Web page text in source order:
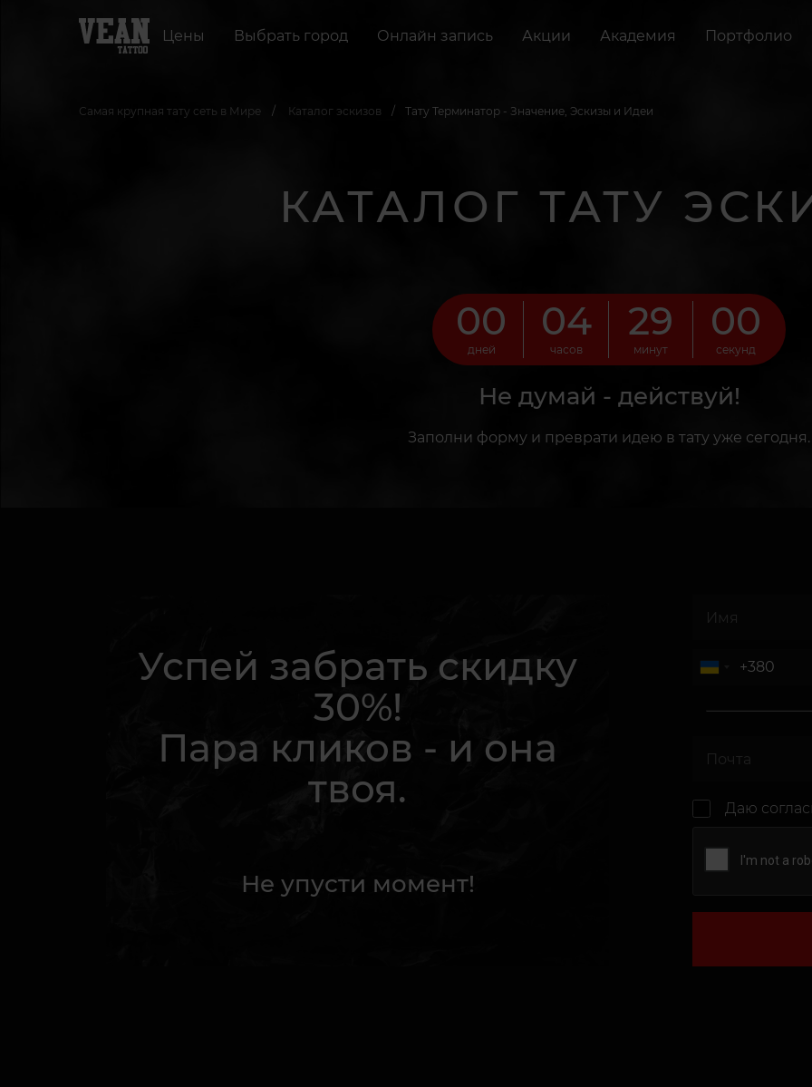
Цены Выбрать город Онлайн запись Акции Академия Портфолио
Самая крупная тату сеть в Мире Каталог эскизов Тату Терминатор - Значение, Эскизы и Идеи
КАТАЛОГ ТАТУ
00
дней
04
часов
28
минут
59
секунд
Не думай - действуй!
Заполни форму и преврати идею в тату уже сегодня.
Успей забрать скидку
30%!
Пара кликов - и она
твоя.
Не упусти момент!
Даю